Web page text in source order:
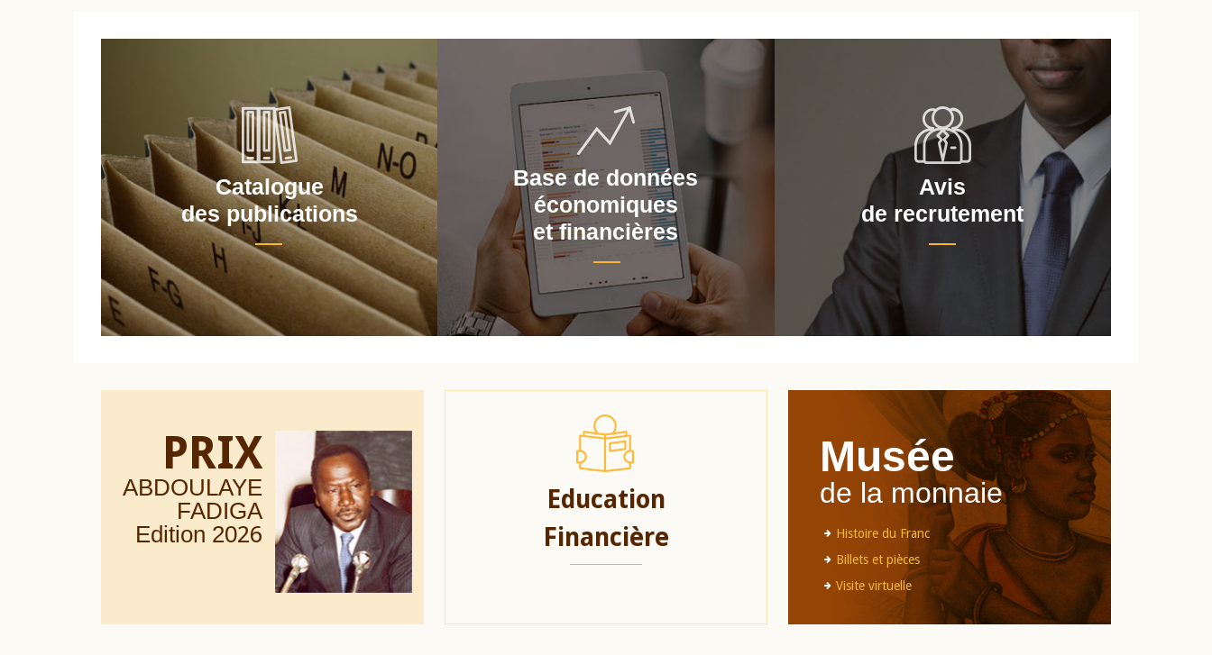
Catalogue
des publications
Base de données
économiques
et financières
Avis
de recrutement
PRIX
ABDOULAYE
FADIGA
Edition 2026
Education
Financière
Musée
de la monnaie
Histoire du Franc
Billets et pièces
Visite virtuelle